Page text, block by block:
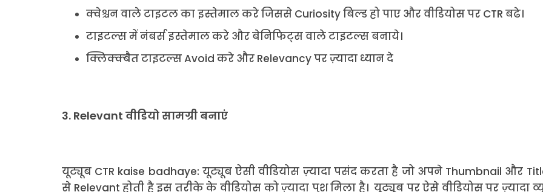
क्वेश्चन वाले टाइटल का इस्तेमाल करे जिससे Curiosity बिल्ड हो पाए और वीडियोस पर CTR बढे।
टाइटल्स में नंबर्स इस्तेमाल करे और बेनिफिट्स वाले टाइटल्स बनाये।
क्लिक्क्बैत टाइटल्स Avoid करे और Relevancy पर ज़्यादा ध्यान दे
3. Relevant वीडियो सामग्री बनाएं
यूट्यूब CTR kaise badhaye: यूट्यूब ऐसी वीडियोस ज़्यादा पसंद करता है जो अपने Thumbnail और
से Relevant होती है इस तरीके के वीडियोस को ज़्यादा पुश मिला है। यूट्यूब पर ऐसे वीडियोस पर ज़्यादा